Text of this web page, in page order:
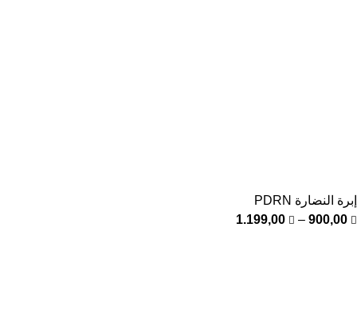
إبرة النضارة PDRN
900,00
–
1.199,00